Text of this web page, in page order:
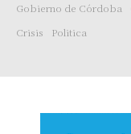
Gobierno de Córdoba
Crisis
Politica